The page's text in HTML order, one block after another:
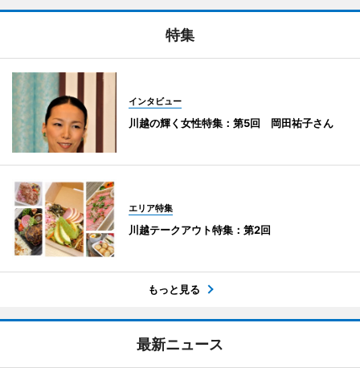
特集
インタビュー
川越の輝く女性特集：第5回 岡田祐子さん
エリア特集
川越テークアウト特集：第2回
もっと見る
最新ニュース